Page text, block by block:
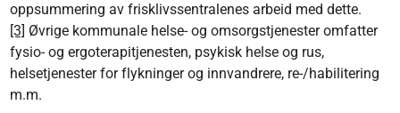
oppsummering av frisklivssentralenes arbeid med dette.
[3] Øvrige kommunale helse- og omsorgstjenester omfatter
fysio- og ergoterapitjenesten, psykisk helse og rus,
helsetjenester for flykninger og innvandrere, re-/habilitering
m.m.